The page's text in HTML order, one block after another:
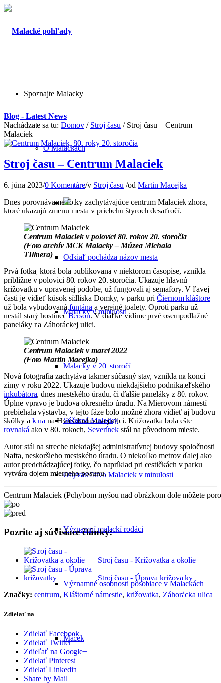
Spoznajte Malacky
O Malackách
Odkiaľ pochádza názov mesta
Malacky v minulosti
Malacky v 20. storočí
Súčasné Malacky
Obyvateľstvo Malaciek v minulosti
Významní malackí rodáci
Významné osobnosti pôsobiace v Malackách
Macek
Blog - Latest News
Nachádzate sa tu: Domov / Stroj času / Stroj času – Centrum
Malaciek
Stroj času – Centrum Malaciek
6. júna 2023/0 Komentáre/v Stroj času /od Martin Macejka
Dnes porovnávame fotky zachytávajúce centrum Malaciek zhora,
ktoré ukazujú zmenu mesta v priebehu štyroch desaťročí.
Centrum Malaciek v polovici 80. rokov 20. storočia
(Foto archív MCK Malacky – Múzea Michala
TIllnera)
Prvá fotka, ktorá bola publikovaná v niektorom časopise, vznikla
približne v polovici 80. rokov 20. storočia. Ukazuje hlavnú
križovatku v upravenej podobe, už fungovali aj semafory. V ľavej
časti je vidieť kúsok sídliska Domky, v parku pri Čiernom kláštore
už bola vybudovanáfontána a verejné toalety. Oproti parku už
nestál starý hostinecBerson. V diaľke vidíme prvé osempodlažné
paneláky na Záhoráckej ulici.
Centrum Malaciek v marci 2022
(Foto Martin Macejka)
Nová fotografia zachytáva takmer súčasný stav, vznikla na konci
zimy v roku 2022. Ukazuje budovu niekdajšieho podnikateľského
inkubátora, dnes mestského úradu, či ďalšie paneláky z 80. rokov.
Úplne vpravo je budova okresného úradu. Na Mierovom námestí
prebiehala výstavba, v tejto fáze bolo možné zhora vidieť aj budovu
škôlky a kina na Hviezdoslavovej ulici. Križovatka bola ešte
rovnaká ako v 80. rokoch, Severínek stál na pôvodnom mieste.
Autor stál na streche niekdajšej administratívnej budovy spoločnosti
Nafta, neskoršieho mestského úradu. O niekoľko metrov ďalej ako
autor predchádzajúcej fotky, čo napríklad pri cestičkách v parku
vytvára dojem mierneho posunu.
Centrum Malaciek (Pohybom myšou nad obrázkom dole môžete
Pozrite aj súvisiace články:
Stroj času - Križovatka a okolie
Stroj času - Úprava križovatky
Značky: centrum, Kláštorné námestie, križovatka, Záhorácka ulica
Zdielať na
Zdielať Facebook
Zdielať Twitter
Zdieľať na Google+
Zdielať Pinterest
Zdielať Linkedin
Share by Mail